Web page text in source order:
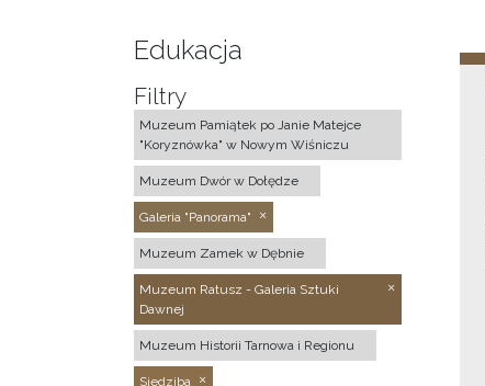
Edukacja
Filtry
Muzeum Pamiątek po Janie Matejce
"Koryznówka" w Nowym Wiśniczu
Muzeum Dwór w Dołędze
Galeria "Panorama"
Muzeum Zamek w Dębnie
Muzeum Ratusz - Galeria Sztuki
Dawnej
Muzeum Historii Tarnowa i Regionu
Siedziba